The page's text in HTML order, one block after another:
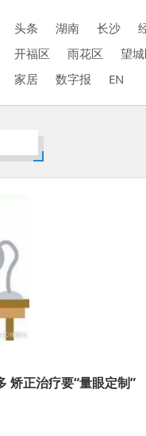
头条 湖南 长沙
开福区
雨花区
望
家居
数字报 EN
矫正治疗要“量眼定制”